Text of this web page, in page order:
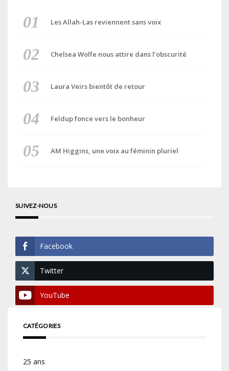
Les Allah-Las reviennent sans voix
Chelsea Wolfe nous attire dans l’obscurité
Laura Veirs bientôt de retour
Feldup fonce vers le bonheur
AM Higgins, une voix au féminin pluriel
SUIVEZ-NOUS
Facebook
Twitter
YouTube
CATÉGORIES
25 ans